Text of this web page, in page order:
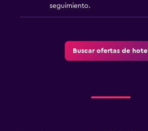
seguimiento.
Buscar ofertas de hotel